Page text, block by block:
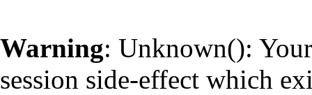
Warning: Unknown():
session side-effect which